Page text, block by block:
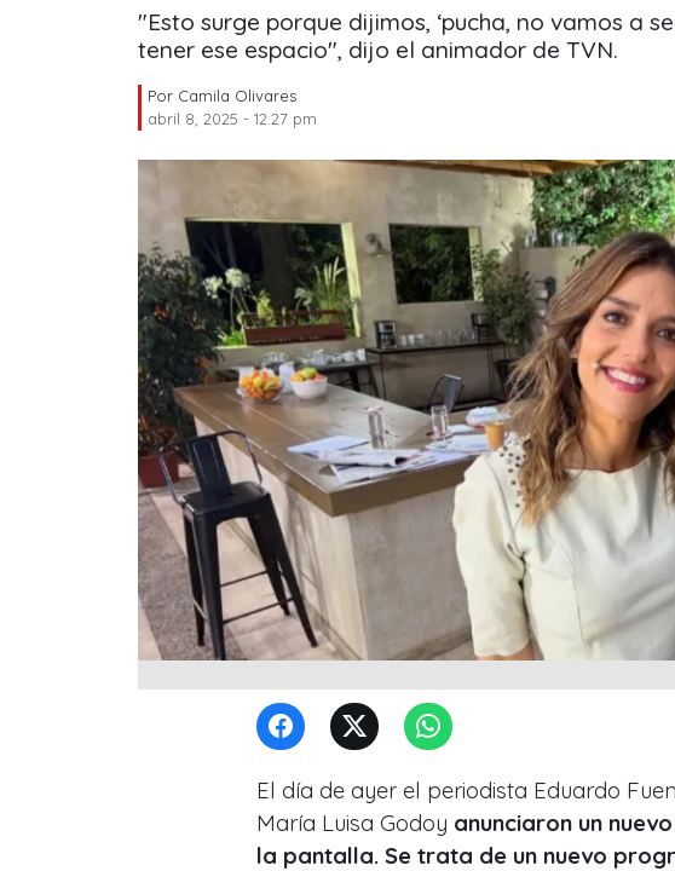
"Esto surge porque dijimos, ‘pucha, no vamos a
tener ese espacio", dijo el animador de TVN.
Por Camila Olivares
abril 8, 2025 - 12:27 pm
El día de ayer el periodista Eduardo
María Luisa Godoy anunciaron un
la pantalla. Se trata de un nuevo